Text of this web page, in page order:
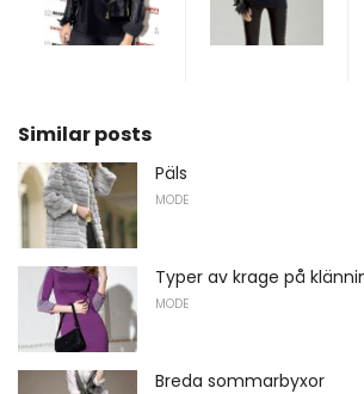
Similar posts
Päls
MODE
Typer av krage på
MODE
Breda sommarbyxor